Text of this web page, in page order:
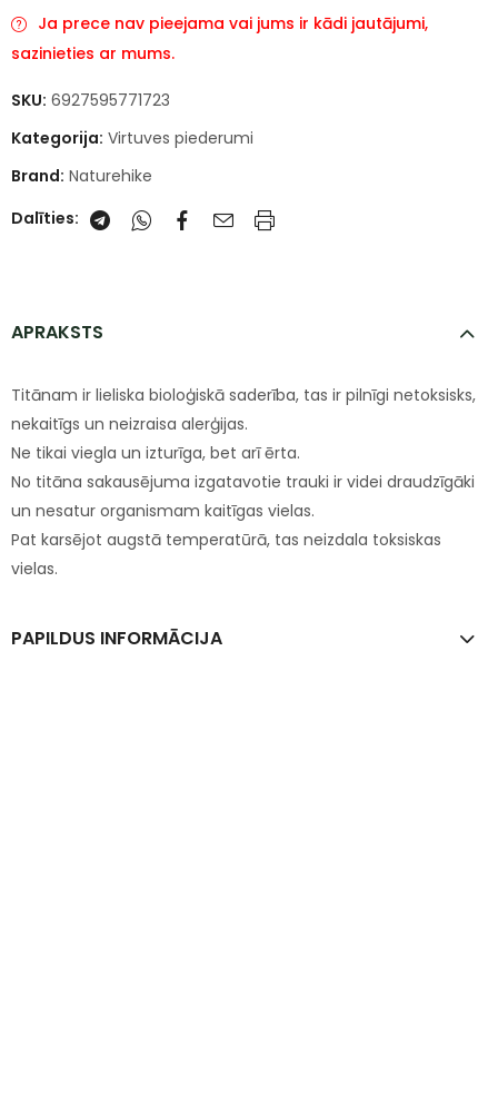
Ja prece nav pieejama vai jums ir kādi jautājumi,
sazinieties ar mums.
SKU: 6927595771723
Kategorija: Virtuves piederumi
Brand: Naturehike
Dalīties:
APRAKSTS
Titānam ir lieliska bioloģiskā saderība, tas ir pilnīgi netoksisks,
nekaitīgs un neizraisa alerģijas.
Ne tikai viegla un izturīga, bet arī ērta.
No titāna sakausējuma izgatavotie trauki ir videi draudzīgāki
un nesatur organismam kaitīgas vielas.
Pat karsējot augstā temperatūrā, tas neizdala toksiskas
vielas.
PAPILDUS INFORMĀCIJA